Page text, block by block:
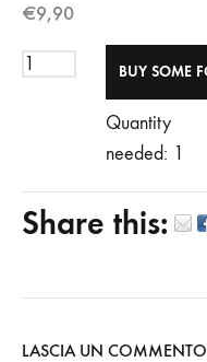
€9,90
Quantity
needed: 1
Share this:
LASCIA UN COMMENTO